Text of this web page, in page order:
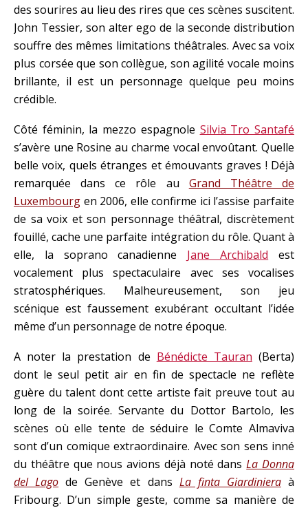
des sourires au lieu des rires que ces scènes suscitent.
John Tessier, son alter ego de la seconde distribution
souffre des mêmes limitations théâtrales. Avec sa voix
plus corsée que son collègue, son agilité vocale moins
brillante, il est un personnage quelque peu moins
crédible.
Côté féminin, la mezzo espagnole Silvia Tro Santafé
s’avère une Rosine au charme vocal envoûtant. Quelle
belle voix, quels étranges et émouvants graves ! Déjà
remarquée dans ce rôle au Grand Théâtre de
Luxembourg en 2006, elle confirme ici l’assise parfaite
de sa voix et son personnage théâtral, discrètement
fouillé, cache une parfaite intégration du rôle. Quant à
elle, la soprano canadienne Jane Archibald est
vocalement plus spectaculaire avec ses vocalises
stratosphériques. Malheureusement, son jeu
scénique est faussement exubérant occultant l’idée
même d’un personnage de notre époque.
A noter la prestation de Bénédicte Tauran (Berta)
dont le seul petit air en fin de spectacle ne reflète
guère du talent dont cette artiste fait preuve tout au
long de la soirée. Servante du Dottor Bartolo, les
scènes où elle tente de séduire le Comte Almaviva
sont d’un comique extraordinaire. Avec son sens inné
du théâtre que nous avions déjà noté dansLa Donna
del Lago de Genève et dans La finta Giardinieraà
Fribourg. D’un simple geste, comme sa manière de